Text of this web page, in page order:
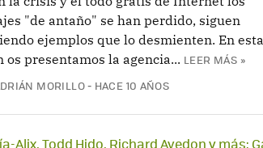
"de antaño" se han perdido, siguen
ejemplos que lo desmienten. En esta
os presentamos la agencia... LEER MÁS »
MORILLO HACE 10 AÑOS